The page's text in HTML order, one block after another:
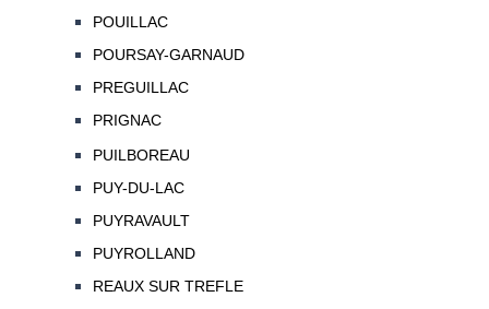
POUILLAC
POURSAY-GARNAUD
PREGUILLAC
PRIGNAC
PUILBOREAU
PUY-DU-LAC
PUYRAVAULT
PUYROLLAND
REAUX SUR TREFLE